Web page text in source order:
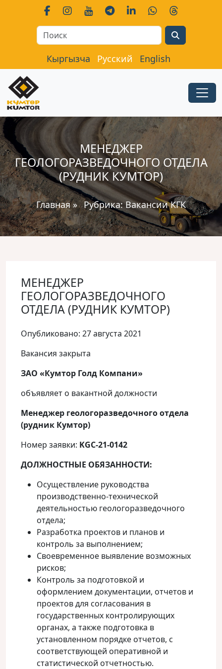
Кыргызча Русский English
МЕНЕДЖЕР
ГЕОЛОГОРАЗВЕДОЧНОГО ОТДЕЛА
(РУДНИК КУМТОР)
Главная» Рубрика:Вакансии КГК
МЕНЕДЖЕР
ГЕОЛОГОРАЗВЕДОЧНОГО
ОТДЕЛА (РУДНИК КУМТОР)
Опубликовано: 27 августа 2021
Вакансия закрыта
ЗАО «Кумтор Голд Компани»
объявляет о вакантной должности
Менеджер геологоразведочного отдела
(рудник Кумтор)
Номер заявки: KGC-21-0142
ДОЛЖНОСТНЫЕ ОБЯЗАННОСТИ:
Осуществление руководства
производственно-технической
деятельностью геологоразведочного
отдела;
Разработка проектов и планов и
контроль за выполнением;
Своевременное выявление возможных
рисков;
Контроль за подготовкой и
оформлением документации, отчетов и
проектов для согласования в
государственных контролирующих
органах, а также подготовка в
установленном порядке отчетов, с
соответствующей оперативной и
статистической отчетностью.